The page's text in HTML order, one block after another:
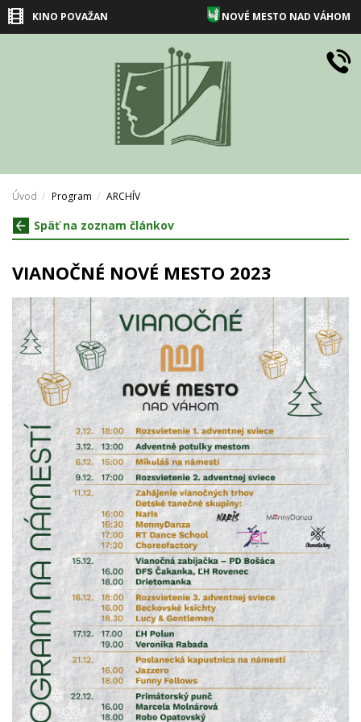
KINO POVAŽAN NOVÉ MESTO NAD VÁHOM
Úvod Program ARCHÍV
Späť na zoznam článkov
VIANOČNÉ NOVÉ MESTO 2023